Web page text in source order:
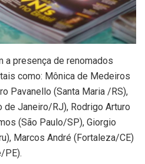
a presença de renomados
como: Mônica de Medeiros
Pavanello (Santa Maria /RS),
de Janeiro/RJ), Rodrigo Arturo
(São Paulo/SP), Giorgio
Marcos André (Fortaleza/CE)
PE).